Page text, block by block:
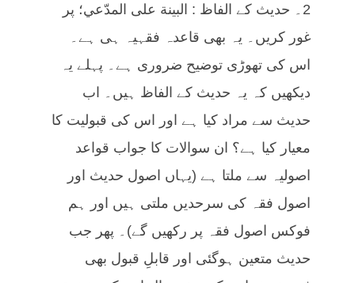
2۔ حدیث کے الفاظ : البینة علی المدّعي؛ پر
غور کریں۔ یہ بھی قاعدہ فقہیہ ہی ہے۔
اس کی تھوڑی توضیح ضروری ہے۔ پہلے یہ
دیکھیں کہ یہ حدیث کے الفاظ ہیں۔ اب
حدیث سے مراد کیا ہے اور اس کی قبولیت کا
معیار کیا ہے؟ ان سوالات کا جواب قواعد
اصولیہ سے ملتا ہے (یہاں اصول حدیث اور
اصول فقہ کی سرحدیں ملتی ہیں اور ہم
فوکس اصول فقہ پر رکھیں گے)۔ پھر جب
حدیث متعین ہوگئی اور قابلِ قبول بھی